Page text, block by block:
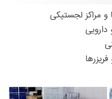
و مراکز لجستیکی